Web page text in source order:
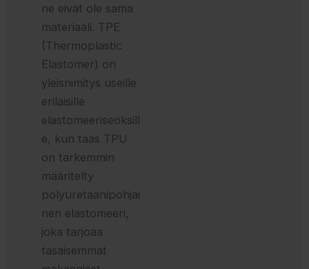
ne eivät ole sama
materiaali. TPE
(Thermoplastic
Elastomer) on
yleisnimitys useille
erilaisille
elastomeeriseoksill
e, kun taas TPU
on tarkemmin
määritelty
polyuretaanipohjai
nen elastomeeri,
joka tarjoaa
tasaisemmat